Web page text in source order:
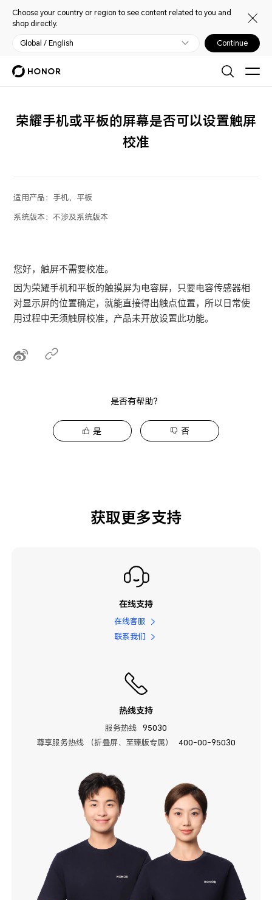
Choose your country or region to see content related to you and
shop directly.
Global / English Continue
荣耀手机或平板的屏幕是否可以设置触屏
校准
适用产品： 手机，平板
系统版本：不涉及系统版本
您好，触屏不需要校准。
因为荣耀手机和平板的触摸屏为电容屏，只要电容传感器相
对显示屏的位置确定，就能直接得出触点位置，所以日常使
用过程中无须触屏校准，产品未开放设置此功能。
是否有帮助？
是 否
获取更多支持
在线支持
在线客服
联系我们
热线支持
服务热线
95030
尊享服务热线 （折叠屏、至臻版专属）
400-00-95030